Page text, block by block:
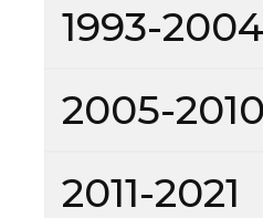
1993-2004
2005-2010
2011-2021